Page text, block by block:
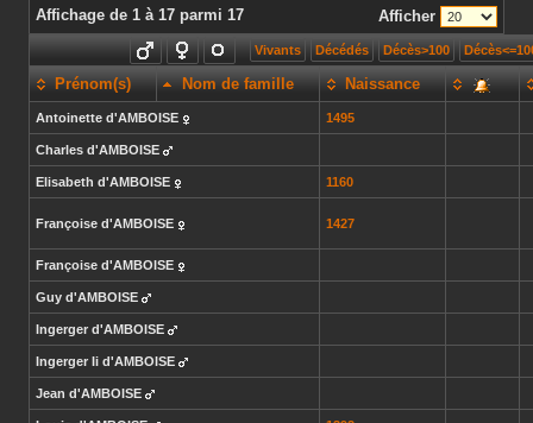
Affichage de 1 à 17 parmi 17
Afficher
Vivants Décédés Décès>100
Prénom(s) Nom de famille Naissance
Antoinette d'AMBOISE 1495
Charles d'AMBOISE
Elisabeth d'AMBOISE 1160
Françoise d'AMBOISE 1427
Françoise d'AMBOISE
Guy d'AMBOISE
Ingerger d'AMBOISE
Ingerger Ii d'AMBOISE
Jean d'AMBOISE